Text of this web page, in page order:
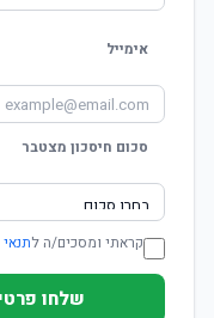
אימייל
סכום חיסכון מצטבר
קראתי ומסכים/ה ל
שלחו פרטים